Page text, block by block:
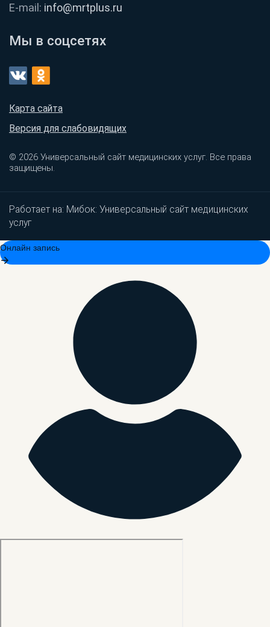
E-mail: info@mrtplus.ru
Мы в соцсетях
Карта сайта
Версия для слабовидящих
© 2026 Универсальный сайт медицинских услуг. Все права
защищены.
Работает на: Мибок: Универсальный сайт медицинских
услуг